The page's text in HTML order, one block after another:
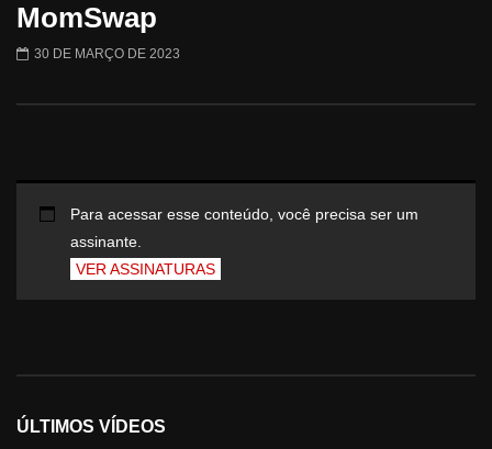
MomSwap
30 DE MARÇO DE 2023
Para acessar esse conteúdo, você precisa ser um
assinante.
VER ASSINATURAS
ÚLTIMOS VÍDEOS